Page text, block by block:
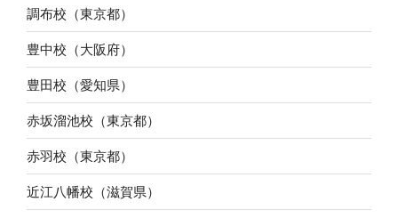
調布校（東京都）
豊中校（大阪府）
豊田校（愛知県）
赤坂溜池校（東京都）
赤羽校（東京都）
近江八幡校（滋賀県）